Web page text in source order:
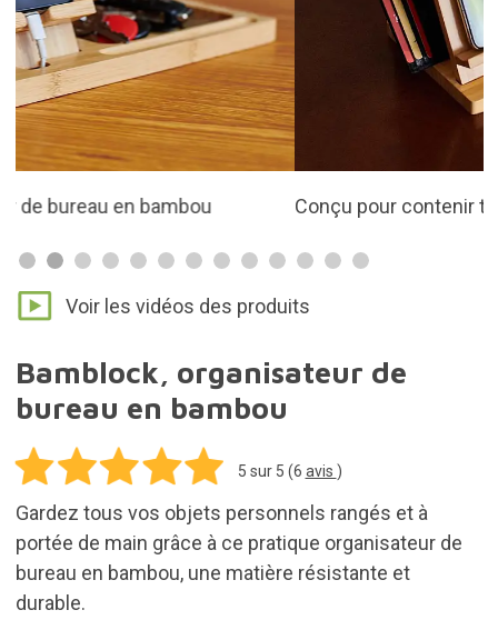
Conçu pour contenir tous les éléments essentiels
Voir les vidéos des produits
Bamblock, organisateur de
bureau en bambou
5 sur 5 (6 avis )
Gardez tous vos objets personnels rangés et à
portée de main grâce à ce pratique organisateur de
bureau en bambou, une matière résistante et
durable.